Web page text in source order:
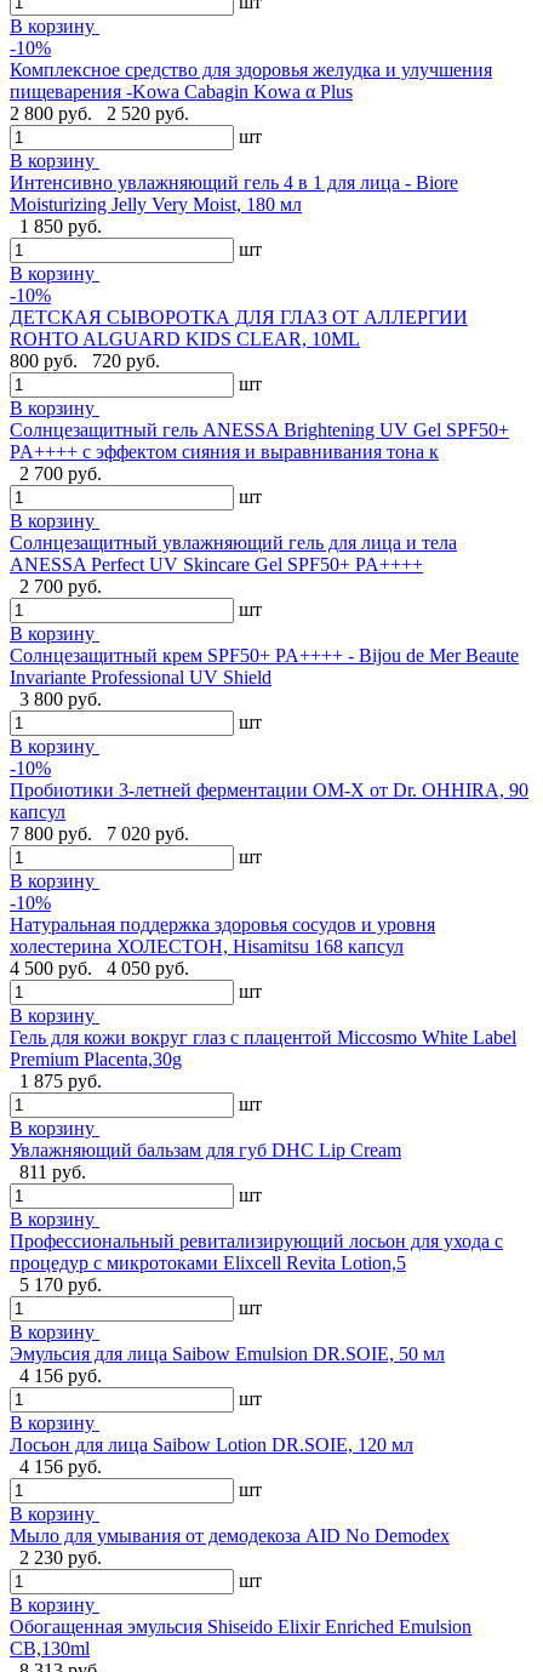
В корзину
-10%
Комплексное средство для здоровья желудка и улучшения
пищеварения -Kowa Cabagin Kowa α Plus
2 800 руб.
2 520 руб.
шт
В корзину
Интенсивно увлажняющий гель 4 в 1 для лица - Biore
Moisturizing Jelly Very Moist, 180 мл
1 850 руб.
шт
В корзину
-10%
ДЕТСКАЯ СЫВОРОТКА ДЛЯ ГЛАЗ ОТ АЛЛЕРГИИ
ROHTO ALGUARD KIDS CLEAR, 10ML
800 руб.
720 руб.
шт
В корзину
Солнцезащитный гель ANESSA Brightening UV Gel SPF50+
PA++++ с эффектом сияния и выравнивания тона к
2 700 руб.
шт
В корзину
Солнцезащитный увлажняющий гель для лица и тела
ANESSA Perfect UV Skincare Gel SPF50+ PA++++
2 700 руб.
шт
В корзину
Cолнцезащитный крем SPF50+ PA++++ - Bijou de Mer Beaute
Invariante Professional UV Shield
3 800 руб.
шт
В корзину
-10%
Пробиотики 3-летней ферментации OM-X от Dr. OHHIRA, 90
капсул
7 800 руб.
7 020 руб.
шт
В корзину
-10%
Натуральная поддержка здоровья сосудов и уровня
холестерина ХОЛЕСТОН, Hisamitsu 168 капсул
4 500 руб.
4 050 руб.
шт
В корзину
Гель для кожи вокруг глаз с плацентой Miccosmo White Label
Premium Placenta,30g
1 875 руб.
шт
В корзину
Увлажняющий бальзам для губ DHC Lip Cream
811 руб.
шт
В корзину
Профессиональный ревитализирующий лосьон для ухода с
процедур с микротоками Elixcell Revita Lotion,5
5 170 руб.
шт
В корзину
Эмульсия для лица Saibow Emulsion DR.SOIE, 50 мл
4 156 руб.
шт
В корзину
Лосьон для лица Saibow Lotion DR.SOIE, 120 мл
4 156 руб.
шт
В корзину
Мыло для умывания от демодекоза AID No Demodex
2 230 руб.
шт
В корзину
Обогащенная эмульсия Shiseido Elixir Enriched Emulsion
CB,130ml